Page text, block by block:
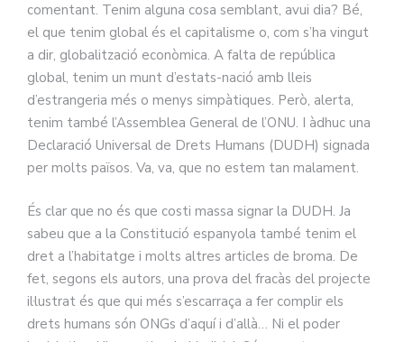
comentant. Tenim alguna cosa semblant, avui dia? Bé,
el que tenim global és el capitalisme o, com s’ha vingut
a dir, globalització econòmica. A falta de república
global, tenim un munt d’estats-nació amb lleis
d’estrangeria més o menys simpàtiques. Però, alerta,
tenim també l’Assemblea General de l’ONU. I àdhuc una
Declaració Universal de Drets Humans (DUDH) signada
per molts països. Va, va, que no estem tan malament.
És clar que no és que costi massa signar la DUDH. Ja
sabeu que a la Constitució espanyola també tenim el
dret a l’habitatge i molts altres articles de broma. De
fet, segons els autors, una prova del fracàs del projecte
il·lustrat és que qui més s’escarraça a fer complir els
drets humans són ONGs d’aquí i d’allà… Ni el poder